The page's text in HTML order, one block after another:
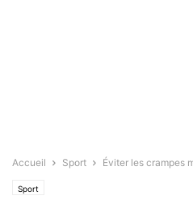
Accueil Sport Éviter les crampes
Sport